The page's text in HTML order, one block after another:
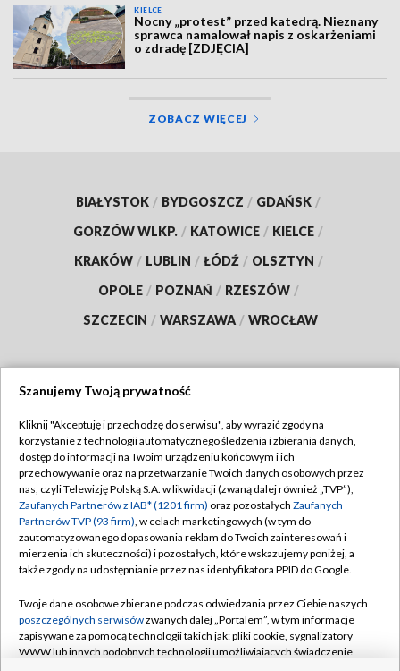
KIELCE
Nocny „protest” przed katedrą. Nieznany
sprawca namalował napis z oskarżeniami
o zdradę [ZDJĘCIA]
ZOBACZ WIĘCEJ
BIAŁYSTOK / BYDGOSZCZ / GDAŃSK /
GORZÓW WLKP. / KATOWICE / KIELCE /
KRAKÓW / LUBLIN / ŁÓDŹ / OLSZTYN /
OPOLE / POZNAŃ / RZESZÓW /
SZCZECIN / WARSZAWA / WROCŁAW
TVP
Abonament TVP
Emisja w TVP
Centrum informacji TVP
Naziemna Telewizja Cyfrowa
Rada Programowa
System NOS
Regulamin TVP
Polityka prywatności
Moje zgody
Pomoc
Kontakt
Szanujemy Twoją prywatność
Kliknij "Akceptuję i przechodzę do serwisu", aby wyrazić zgody na
korzystanie z technologii automatycznego śledzenia i zbierania danych,
dostęp do informacji na Twoim urządzeniu końcowym i ich
przechowywanie oraz na przetwarzanie Twoich danych osobowych przez
nas, czyli Telewizję Polską S.A. w likwidacji (zwaną dalej również „TVP”),
Zaufanych Partnerów z IAB* (1201 firm) oraz pozostałych Zaufanych
Partnerów TVP (93 firm), w celach marketingowych (w tym do
zautomatyzowanego dopasowania reklam do Twoich zainteresowań i
mierzenia ich skuteczności) i pozostałych, które wskazujemy poniżej, a
także zgody na udostępnianie przez nas identyfikatora PPID do Google.
Twoje dane osobowe zbierane podczas odwiedzania przez Ciebie naszych
poszczególnych serwisówzwanych dalej „Portalem”, w tym informacje
zapisywane za pomocą technologii takich jak: pliki cookie, sygnalizatory
WWW lub innych podobnych technologii umożliwiających świadczenie